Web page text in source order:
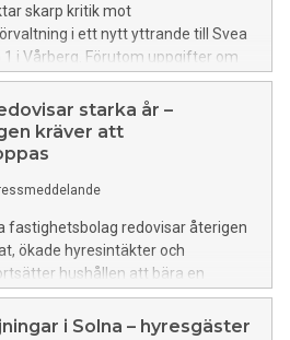
skarp kritik mot
i ett nytt yttrande till Svea
i Vårberg. Förutom uppgifter om
och motstridiga uppgifter till
nu också på misstänkta
lägenheter som enligt uppgift hyrts
samtidigt som bolaget fått över
starka år –
kräver att
fastighetsbolag redovisar återigen
ökade hyresintäkter och
hushållen att bära en
en utveckling som enligt
märkas i årets
i Solna – hyresgäster